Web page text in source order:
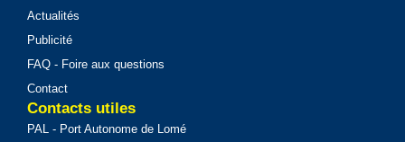
Actualités
Publicité
FAQ - Foire aux questions
Contact
Contacts utiles
PAL - Port Autonome de Lomé